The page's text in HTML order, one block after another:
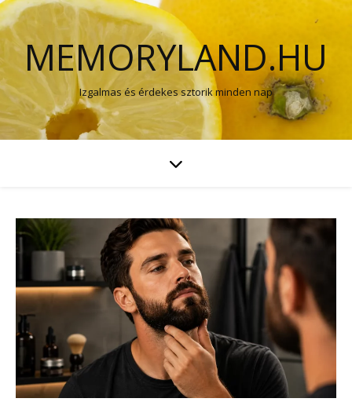
MEMORYLAND.HU
Izgalmas és érdekes sztorik minden nap